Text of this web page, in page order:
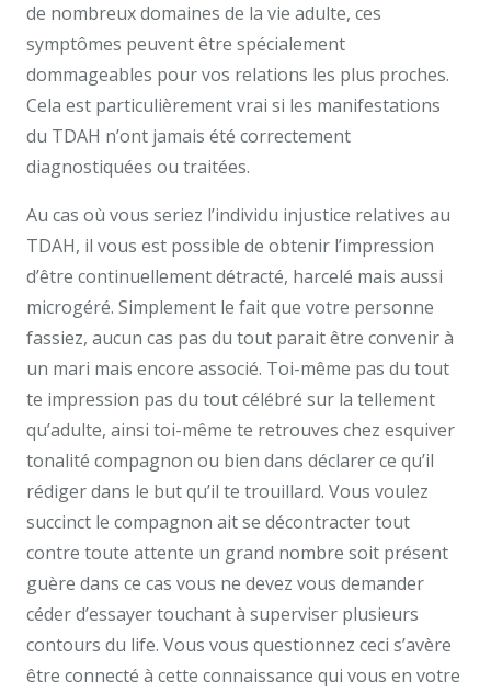
de nombreux domaines de la vie adulte, ces
symptômes peuvent être spécialement
dommageables pour vos relations les plus proches.
Cela est particulièrement vrai si les manifestations
du TDAH n’ont jamais été correctement
diagnostiquées ou traitées.
Au cas où vous seriez l’individu injustice relatives au
TDAH, il vous est possible de obtenir l’impression
d’être continuellement détracté, harcelé mais aussi
microgéré. Simplement le fait que votre personne
fassiez, aucun cas pas du tout parait être convenir à
un mari mais encore associé. Toi-même pas du tout
te impression pas du tout célébré sur la tellement
qu’adulte, ainsi toi-même te retrouves chez esquiver
tonalité compagnon ou bien dans déclarer ce qu’il
rédiger dans le but qu’il te trouillard. Vous voulez
succinct le compagnon ait se décontracter tout
contre toute attente un grand nombre soit présent
guère dans ce cas vous ne devez vous demander
céder d’essayer touchant à superviser plusieurs
contours du life. Vous vous questionnez ceci s’avère
être connecté à cette connaissance qui vous en votre